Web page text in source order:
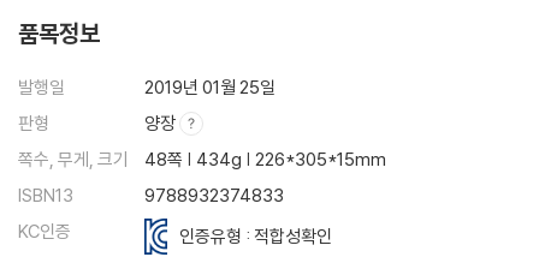
품목정보
발행일
2019년 01월 25일
판형
양장
쪽수, 무게, 크기
48쪽 | 434g | 226*305*15mm
ISBN13
9788932374833
KC인증
인증유형 : 적합성확인